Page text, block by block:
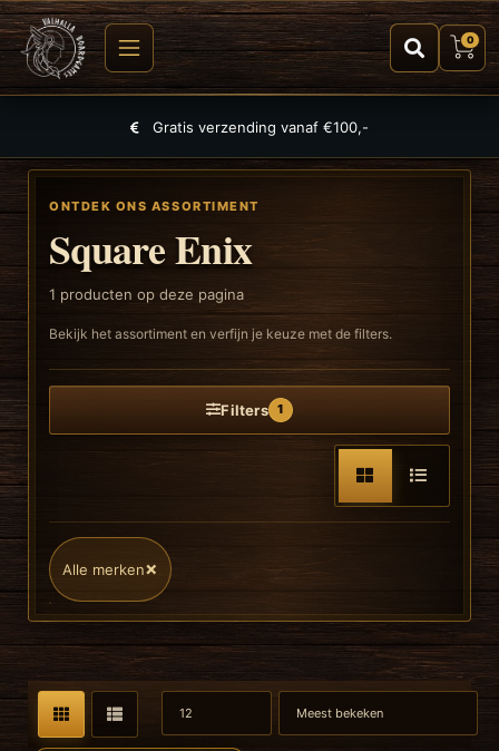
0
Gratis verzending vanaf €100,-
ONTDEK ONS ASSORTIMENT
Square Enix
1 producten op deze pagina
Bekijk het assortiment en verfijn je keuze met de filters.
Filters 1
Alle merken×